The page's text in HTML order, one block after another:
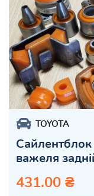
TOYOTA
важеля
431.00 ₴